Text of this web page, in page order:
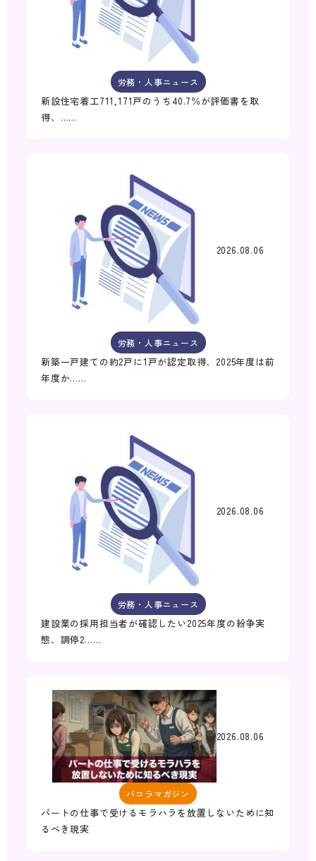
労務・人事ニュース
新設住宅着工711,171戸のうち40.7％が評価書を取
得、……
2026.08.06
労務・人事ニュース
新築一戸建ての約2戸に1戸が認定取得、2025年度は前
年度か……
2026.08.06
労務・人事ニュース
建設業の採用担当者が確認したい2025年度の紛争実
態、調停2……
2026.08.06
パコラマガジン
パートの仕事で受けるモラハラを放置しないために知
るべき現実